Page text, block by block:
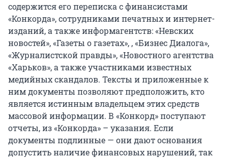
содержится его переписка с финансистами
«Конкорда», сотрудниками печатных и интернет-
изданий, а также информагентств: «Невских
новостей», «Газеты о газетах», , «Бизнес Диалога»,
«Журналистской правды», «Новостного агентства
«Харьков», а также участниками известных
медийных скандалов. Тексты и приложенные к
ним документы позволяют предположить, кто
является истинным владельцем этих средств
массовой информации. В «Конкорд» поступают
отчеты, из «Конкорда» – указания. Если
документы подлинные — они дают основания
допустить наличие финансовых нарушений, так